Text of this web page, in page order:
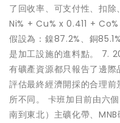
了回收率、可支付性、扣
Ni% + Cu% x 0.411 +
假設為：鎳87.2%、銅
是加工設施的進料點。 7.
有礦產資源都只報告了邊
評估最終經濟開採的合理
所不同。 卡班加目前由六
南到東北）主礦化帶、